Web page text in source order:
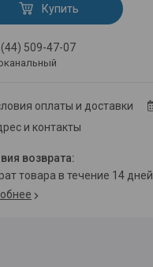
Купить
509-47-07
оплаты и доставки
и контакты
товара в течение 14 дней